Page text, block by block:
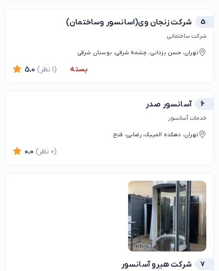
5 شرکت زنجان وی(اسانسور وساختمان)
شرکت ساختمانی
تهران، حسن يزداني، چشمه شرقی، بوستان شرقی
بسته 5.0 (1 نظر)
6 آسانسور صدر
خدمات آسانسور
تهران، دهکده المپیک، رضایی، فتح
0.0 (0 نظر)
7 شرکت هیرو آسانسور